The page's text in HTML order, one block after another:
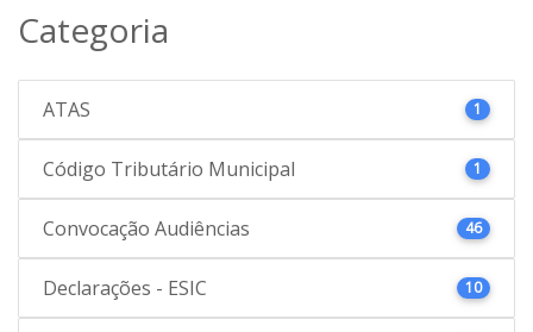
Categoria
ATAS 1
Código Tributário Municipal 1
Convocação Audiências 46
Declarações - ESIC 10